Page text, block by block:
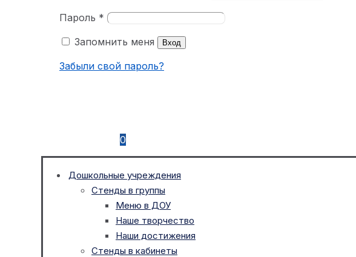
Пароль *
Запомнить меня
Вход
Забыли свой пароль?
0
Дошкольные учреждения
Стенды в группы
Меню в ДОУ
Наше творчество
Наши достижения
Стенды в кабинеты